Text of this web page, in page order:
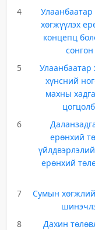
4
Улаанбаатар
хөгжүүлэх
концепц
5
Улаанбаатар
хүнсний
махны
6
ерөнхий
ерөнхий
7
Сумын
8
Дахин